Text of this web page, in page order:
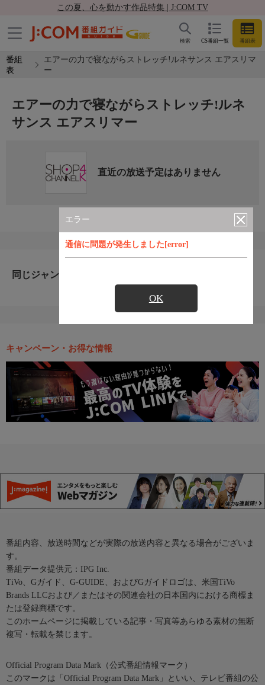
この夏、心を動かす作品特集 | J:COM TV
CS番組一覧 番組表
検索
番組
表
エアーの力で寝ながらストレッチ!ルネサンス エアスリマ
ー
エラー
通信に問題が発生しました[error]
OK
エアーの力で寝ながらストレッチ!ルネ
サンス エアスリマー
直近の放送予定はありません
同じジャンルのおすすめ番組
キャンペーン・お得な情報
番組内容、放送時間などが実際の放送内容と異なる場合がございま
す。
番組データ提供元：IPG Inc.
TiVo、Gガイド、G-GUIDE、およびGガイドロゴは、米国TiVo
Brands LLCおよび／またはその関連会社の日本国内における商標ま
たは登録商標です。
このホームページに掲載している記事・写真等あらゆる素材の無断
複写・転載を禁じます。
Official Program Data Mark（公式番組情報マーク）
このマークは「Official Program Data Mark」といい、テレビ番組の公